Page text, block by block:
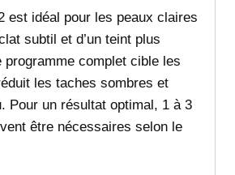
est idéal pour les peaux claires
subtil et d’un teint plus
programme complet cible les
les taches sombres et
Pour un résultat optimal, 1 à 3
être nécessaires selon le